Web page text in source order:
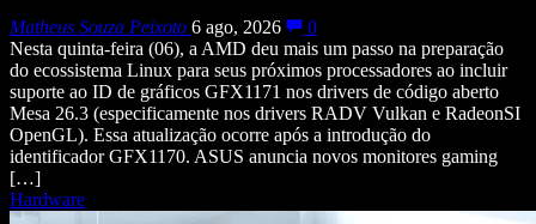
Matheus Souza Peixoto 6 ago, 2026
0
Nesta quinta-feira (06), a AMD deu mais um passo na preparação
do ecossistema Linux para seus próximos processadores ao incluir
suporte ao ID de gráficos GFX1171 nos drivers de código aberto
Mesa 26.3 (especificamente nos drivers RADV Vulkan e RadeonSI
OpenGL). Essa atualização ocorre após a introdução do
identificador GFX1170. ASUS anuncia novos monitores gaming
[…]
Hardware